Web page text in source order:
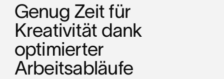
Genug Zeit für
Kreativität dank
optimierter
Arbeitsabläufe